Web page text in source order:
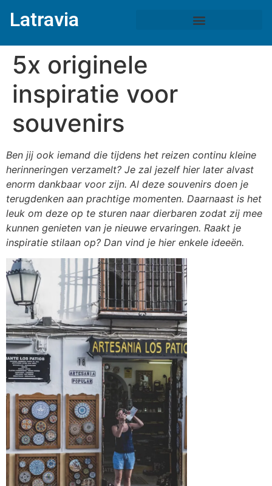
Latravia
5x originele
inspiratie voor
souvenirs
Ben jij ook iemand die tijdens het reizen continu kleine
herinneringen verzamelt? Je zal jezelf hier later alvast
enorm dankbaar voor zijn. Al deze souvenirs doen je
terugdenken aan prachtige momenten. Daarnaast is het
leuk om deze op te sturen naar dierbaren zodat zij mee
kunnen genieten van je nieuwe ervaringen. Raakt je
inspiratie stilaan op? Dan vind je hier enkele ideeën.